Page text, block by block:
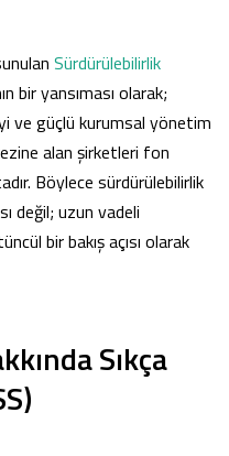
Sürdürülebilirlik
bir yansıması olarak;
ve güçlü kurumsal yönetim
alan şirketleri fon
Böylece sürdürülebilirlik
değil; uzun vadeli
bir bakış açısı olarak
Sıkça